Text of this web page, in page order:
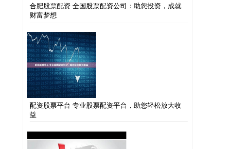
合肥股票配资 全国股票配资公司：助您投资，成就
财富梦想
配资股票平台 专业股票配资平台，助您轻松放大收
益